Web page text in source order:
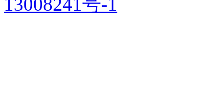
13008241号-1